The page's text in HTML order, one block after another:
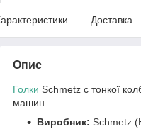
Доставка
Опис
Голки Schmetz c тонкої
машин.
Виробник: Schmetz